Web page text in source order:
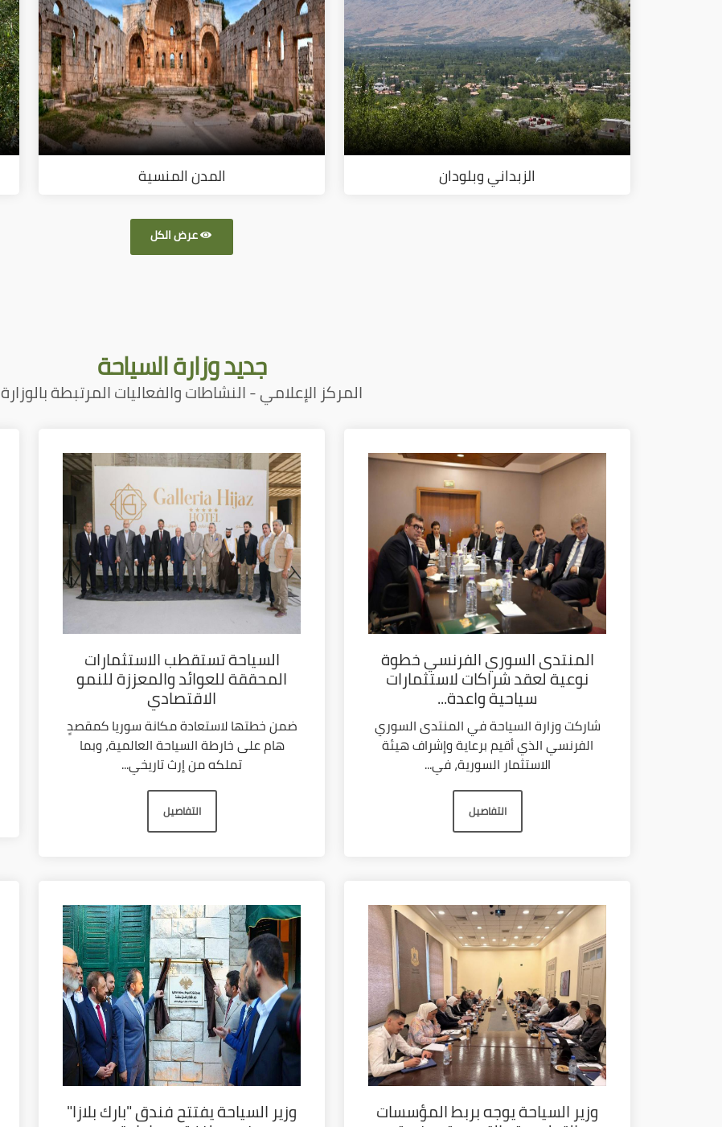
الزبداني وبلودان المدن المنسية
عرض الكل
جديدوزارة السياحة
المركز الإعلامي - النشاطات والفعاليات المرتبطة بالوزارة
المنتدى السوري الفرنسي خطوة
نوعية لعقد شراكات لاستثمارات
سياحية واعدة...
شاركت وزارة السياحة في المنتدى السوري
الفرنسي الذي أقيم برعاية وإشراف هيئة
الاستثمار السورية، في...
التفاصيل
السياحة تستقطب الاستثمارات
المحققة للعوائد والمعززة للنمو
الاقتصادي
ضمن خطتها لاستعادة مكانة سوريا كمقصدٍ
هام على خارطة السياحة العالمية، وبما
تملكه من إرث تاريخي...
التفاصيل
وزير السياحة يوجه بربط المؤسسات وزير السياحة يفتتح فندق "بارك بلازا"